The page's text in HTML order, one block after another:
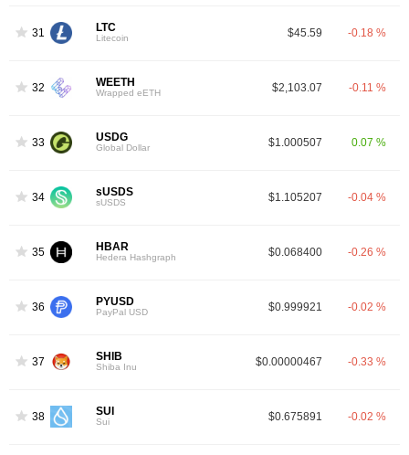
31 LTC
Litecoin $45.59 -0.18 %
32 WEETH
Wrapped eETH $2,103.07 -0.11 %
33 USDG
Global Dollar $1.000507 0.07 %
34 sUSDS
sUSDS $1.105207 -0.04 %
35 HBAR
Hedera Hashgraph $0.068400 -0.26 %
36 PYUSD
PayPal USD $0.999921 -0.02 %
37 SHIB
Shiba Inu $0.00000467 -0.33 %
38 SUI
Sui $0.675891 -0.02 %